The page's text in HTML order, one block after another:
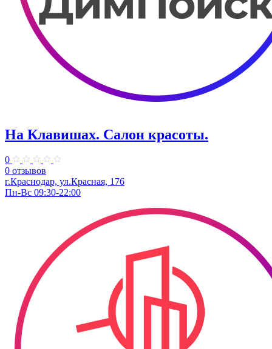
На Клавишах. Салон красоты.
0
0 отзывов
г.Краснодар, ул.Красная, 176
Пн-Вс 09:30-22:00